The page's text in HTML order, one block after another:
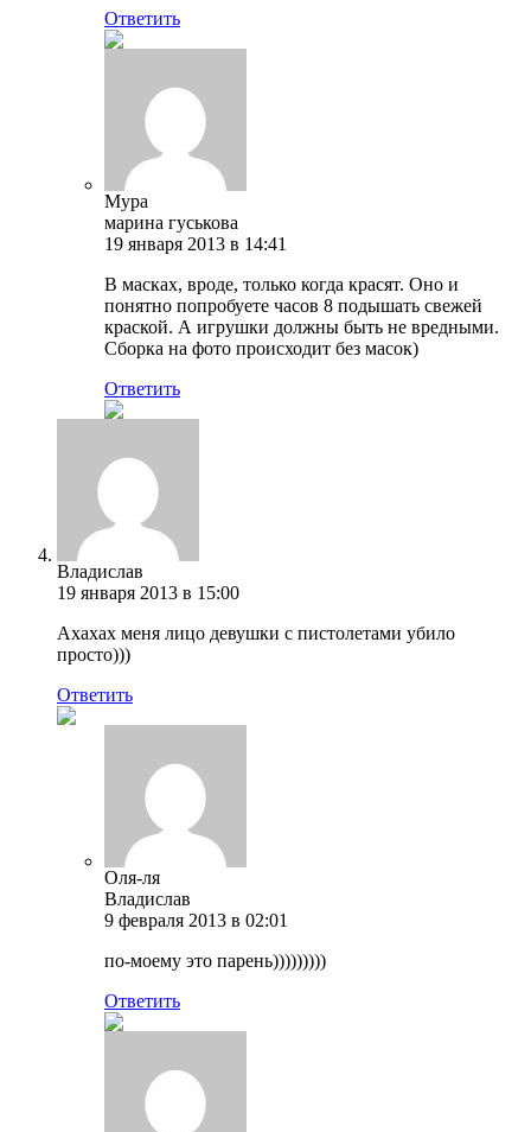
Ответить
Мура
марина гуськова
19 января 2013 в 14:41
В масках, вроде, только когда красят. Оно и
понятно попробуете часов 8 подышать свежей
краской. А игрушки должны быть не вредными.
Сборка на фото происходит без масок)
Ответить
Владислав
19 января 2013 в 15:00
Ахахах меня лицо девушки с пистолетами убило
просто)))
Ответить
Оля-ля
Владислав
9 февраля 2013 в 02:01
по-моему это парень)))))))))
Ответить